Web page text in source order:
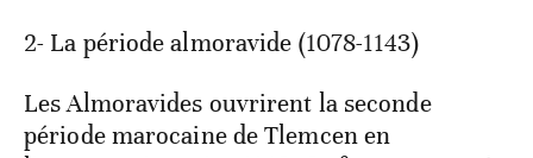
2- La période almoravide (1078-1143)
Les Almoravides ouvrirent la seconde
période marocaine de Tlemcen en